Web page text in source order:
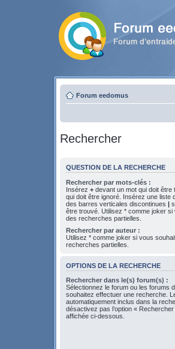
Forum eedomus
Rechercher
QUESTION DE LA RECHERCHE
Rechercher par mots-clés :
Insérez + devant un mot qui doit être
qui doit être ignoré. Insérez une liste
des barres verticales discontinues |
être trouvé. Utilisez * comme joker
des recherches partielles.
Rechercher par auteur :
Utilisez * comme joker si vous
recherches partielles.
OPTIONS DE LA RECHERCHE
Rechercher dans le(s) forum(s) :
Sélectionnez le forum ou les forums
souhaitez effectuer une recherche.
automatiquement inclus dans la
désactivez pas l’option «
affichée ci-dessous.